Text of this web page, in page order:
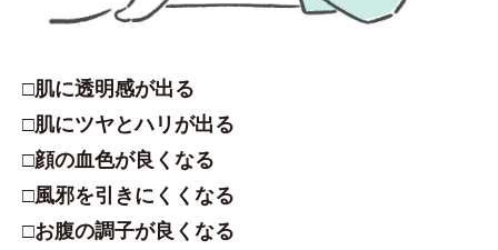
□肌に透明感が出る
□肌にツヤとハリが出る
□顔の血色が良くなる
□風邪を引きにくくなる
□お腹の調子が良くなる